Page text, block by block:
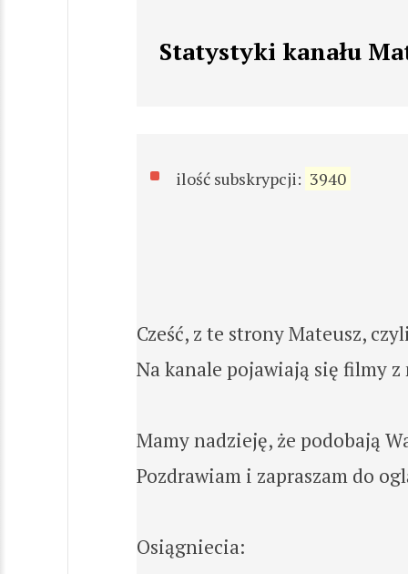
Statystyki kanału
ilość subskrypcji: 3940
Cześć, z te strony Mateusz,
Na kanale pojawiają się filmy
Mamy nadzieję, że podobają
Pozdrawiam i zapraszam do
Osiągniecia: